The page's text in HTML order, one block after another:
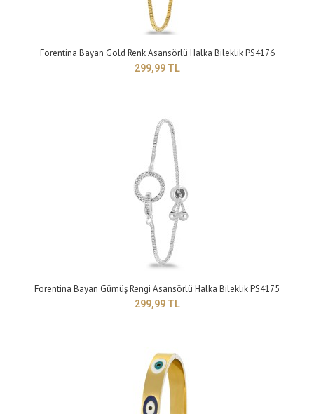
Forentina Gold Renk Mavi Taşlı Charm Bileklik PS4184
299,99 TL
modelGünlük kullanıma uygundu..
Forentina Bayan Gümüş Rengi Yıldız Bileklik PS4183
399,99 TL
Forentina Bayan Gold Renk Asansörlü Halka Bileklik PS4176
299,99 TL
Forentina Bayan Gümüş Rengi Asansörlü Halka Bileklik PS4175
299,99 TL